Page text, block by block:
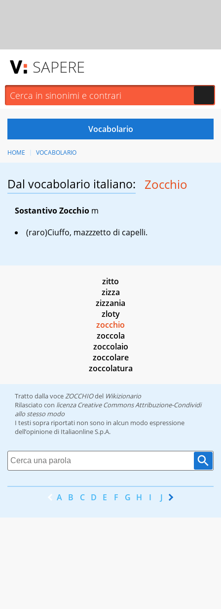
SAPERE
HOME VOCABOLARIO
Dal vocabolario italiano: Zocchio
SostantivoZocchio m
(raro)Ciuffo, mazzzetto di capelli.
zitto
zizza
zizzania
zloty
zocchio
zoccola
zoccolaio
zoccolare
zoccolatura
Tratto dalla voceZOCCHIOdel Wikizionario
Rilasciato con licenza Creative Commons Attribuzione-Condividi
allo stesso modo
I testi sopra riportati non sono in alcun modo espressione
dell’opinione di Italiaonline S.p.A.
A B C D E F G H I J K